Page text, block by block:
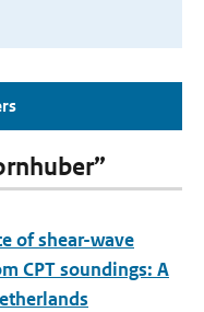
of shear-wave
CPT soundings: A